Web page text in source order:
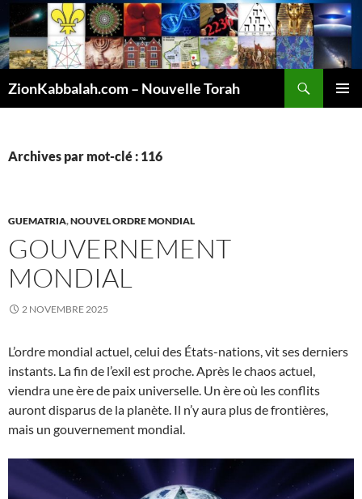
ZionKabbalah.com – Nouvelle Torah
Archives par mot-clé : 116
GUEMATRIA,NOUVEL ORDRE MONDIAL
GOUVERNEMENT
MONDIAL
2 NOVEMBRE 2025
L’ordre mondial actuel, celui des États-nations, vit ses derniers
instants. La fin de l’exil est proche. Après le chaos actuel,
viendra une ère de paix universelle. Un ère où les conflits
auront disparus de la planète. Il n’y aura plus de frontières,
mais un gouvernement mondial.